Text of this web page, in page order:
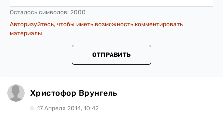
Осталось символов: 2000
Авторизуйтесь, чтобы иметь возможность комментировать
материалы
ОТПРАВИТЬ
Христофор Врунгель
17 Апреля 2014, 10:42